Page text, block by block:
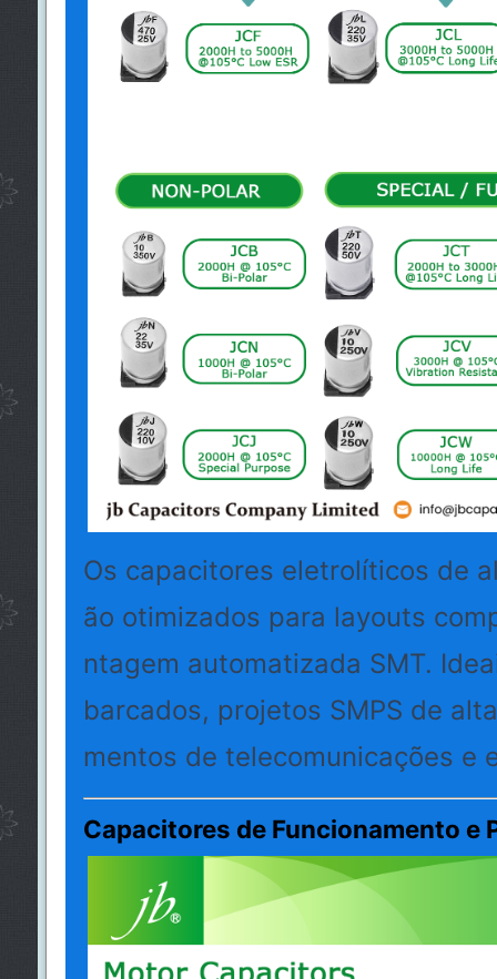
Os capacitores eletrolíticos de
ão otimizados para layouts
ntagem automatizada SMT.
barcados, projetos SMPS de
mentos de telecomunicações e
Capacitores de Funcionamento e